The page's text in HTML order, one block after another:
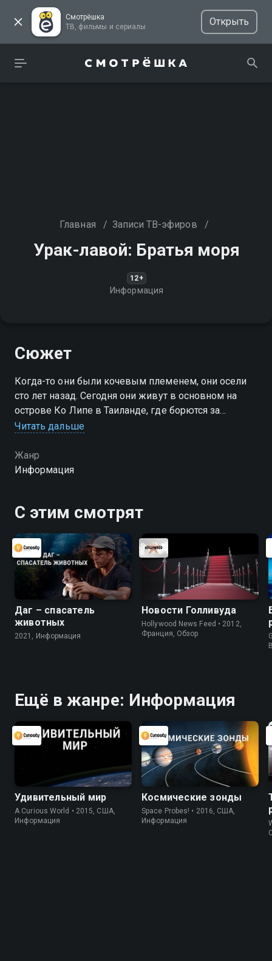
Смотрёшка
ТВ, фильмы и сериалы
Открыть
Главная / Записи ТВ-эфиров /
Урак-лавой: Братья моря
12+
Информация
Сюжет
Когда-то они были кочевым племенем, они осели
сто лет назад. Сегодня они живут в основном на
острове Ко Липе в Таиланде, где борются за
сохранение своих традиций, существуя рядом с
Читать дальше
Жанр
Информация
С этим смотрят
Даг – спасатель
животных
2021, Информация
Новости Голливуда
Hollywood News Feed • 2012,
Франция, Обзор
Ещё в жанре: Информация
Удивительный мир
A Curious World • 2015, США,
Информация
Космические зонды
Space Probes! • 2016, США,
Информация